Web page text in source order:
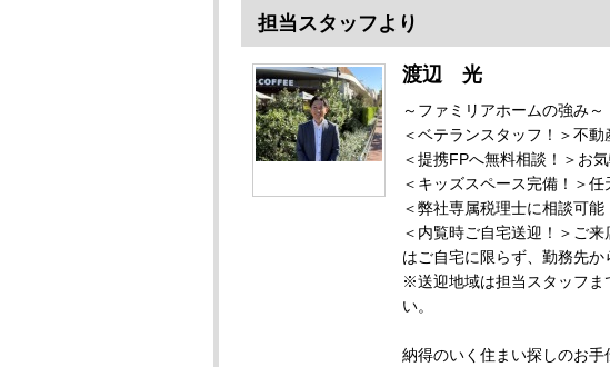
担当スタッフより
渡辺 光
～ファミリアホームの強み～
＜ベテランスタッフ！＞不
＜提携FPへ無料相談！＞お
＜キッズスペース完備！＞
＜弊社専属税理士に相談可
＜内覧時ご自宅送迎！＞ご
はご自宅に限らず、勤務先か
※送迎地域は担当スタッフま
納得のいく住まい探しのお手